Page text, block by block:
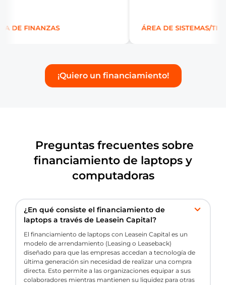
DE FINANZAS ÁREA DE SISTEMAS/TI
¡Quiero un financiamiento!
Preguntas frecuentes sobre
financiamiento de laptops y
computadoras
¿En qué consiste el financiamiento de
laptops a través de Leasein Capital?
El financiamiento de laptops con Leasein Capital es un
modelo de arrendamiento (Leasing o Leaseback)
diseñado para que las empresas accedan a tecnología de
última generación sin necesidad de realizar una compra
directa. Esto permite a las organizaciones equipar a sus
colaboradores mientras mantienen su liquidez para otras